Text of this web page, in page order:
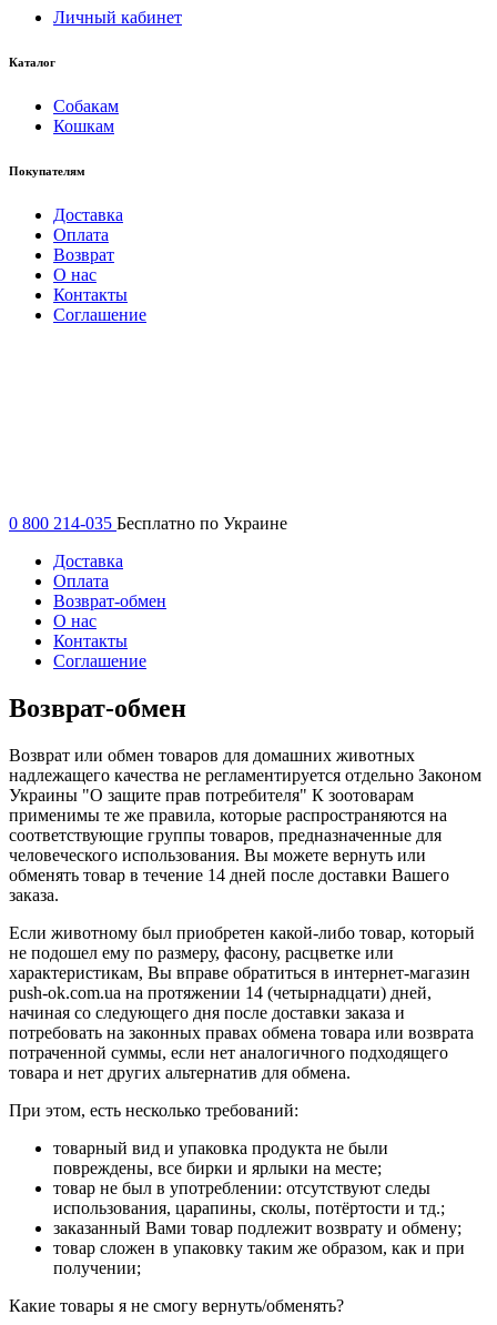
Личный кабинет
Каталог
Собакам
Кошкам
Покупателям
Доставка
Оплата
Возврат
О нас
Контакты
Соглашение
0 800 214-035 Бесплатно по Украине
Доставка
Оплата
Возврат-обмен
О нас
Контакты
Соглашение
Возврат-обмен
Возврат или обмен товаров для домашних животных
надлежащего качества не регламентируется отдельно Законом
Украины "О защите прав потребителя" К зоотоварам
применимы те же правила, которые распространяются на
соответствующие группы товаров, предназначенные для
человеческого использования. Вы можете вернуть или
обменять товар в течение 14 дней после доставки Вашего
заказа.
Если животному был приобретен какой-либо товар, который
не подошел ему по размеру, фасону, расцветке или
характеристикам, Вы вправе обратиться в интернет-магазин
push-ok.com.ua на протяжении 14 (четырнадцати) дней,
начиная со следующего дня после доставки заказа и
потребовать на законных правах обмена товара или возврата
потраченной суммы, если нет аналогичного подходящего
товара и нет других альтернатив для обмена.
При этом, есть несколько требований:
товарный вид и упаковка продукта не были
повреждены, все бирки и ярлыки на месте;
товар не был в употреблении: отсутствуют следы
использования, царапины, сколы, потёртости и тд.;
заказанный Вами товар подлежит возврату и обмену;
товар сложен в упаковку таким же образом, как и при
получении;
Какие товары я не смогу вернуть/обменять?